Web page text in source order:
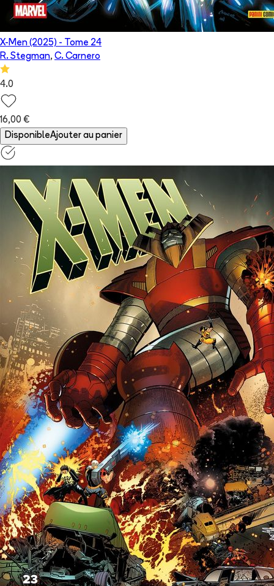
X-Men (2025) - Tome 24
R. Stegman, C. Carnero
4.0
16,00 €
DisponibleAjouter au panier